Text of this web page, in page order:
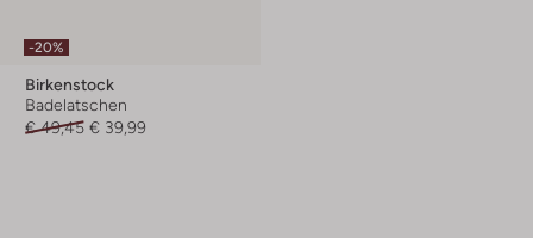
-20%
Birkenstock
Badelatschen
€ 49,45 € 39,99